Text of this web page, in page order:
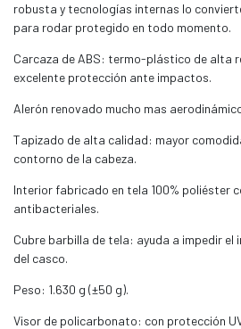
robusta y tecnologías internas lo
para rodar protegido en todo momento.
Carcaza de ABS: termo-plástico de alta
excelente protección ante impactos.
Alerón renovado mucho mas
Tapizado de alta calidad: mayor
contorno de la cabeza.
Interior fabricado en tela 100% poliéster
antibacteriales.
Cubre barbilla de tela: ayuda a impedir el
del casco.
Peso: 1.630 g (±50 g).
Visor de policarbonato: con protección